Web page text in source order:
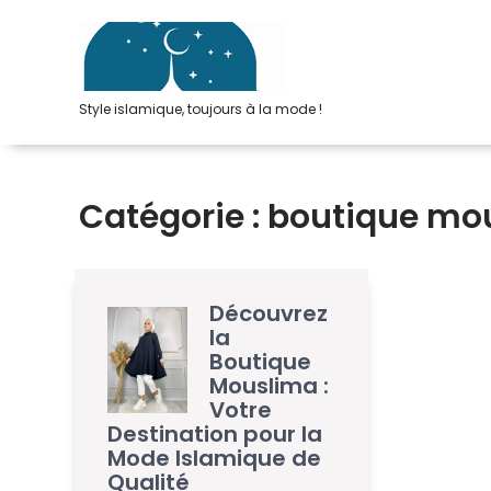
Style islamique, toujours à la mode !
Catégorie : boutique
Découvrez
la
Boutique
Mouslima :
Votre
Destination pour la
Mode Islamique de
Qualité